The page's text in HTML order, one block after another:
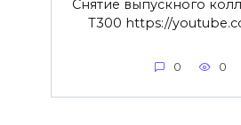
Снятие выпускного
T300 https://
0 0